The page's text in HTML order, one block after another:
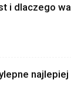
i dlaczego